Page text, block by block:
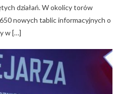
działań. W okolicy torów
nowych tablic informacyjnych o
w […]